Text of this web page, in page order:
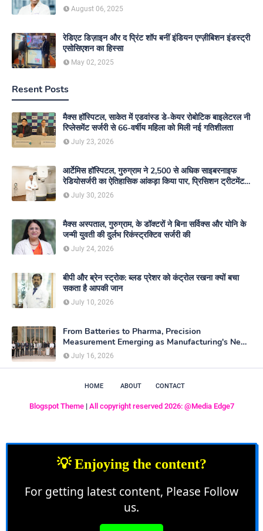
August 06, 2025
रेडिएट डिज़ाइन और द प्रिंट शॉप बनीं इंडियन एग्ज़ीबिशन इंडस्ट्री
एसोसिएशन का हिस्सा
May 02, 2025
Resent Posts
मैक्स हॉस्पिटल, साकेत में एडवांस्ड डे-केयर रोबोटिक बाइलेटरल नी
रिप्लेसमेंट सर्जरी से 66-वर्षीय महिला को मिली नई गतिशीलता
July 23, 2026
आर्टेमिस हॉस्पिटल, गुरुग्राम ने 2,500 से अधिक साइबरनाइफ
रेडियोसर्जरी का ऐतिहासिक आंकड़ा किया पार, प्रिसिशन ट्रीटमेंट में
मजबूत की अपनी अग्रणी पहचान
July 30, 2026
मैक्स अस्पताल, गुरुग्राम, के डॉक्टरों ने बिना सर्विक्स और योनि के
जन्मी युवती की दुर्लभ रिकंस्ट्रक्टिव सर्जरी की
July 24, 2026
बीपी और ब्रेन स्ट्रोक: ब्लड प्रेशर को कंट्रोल रखना क्यों बचा
सकता है आपकी जान
July 10, 2026
From Batteries to Pharma, Precision
Measurement Emerging as Manufacturing's New
Competitive Edge
July 16, 2026
HOME ABOUT CONTACT
Blogspot Theme| All copyright reserved 2026: @Media Edge7
💡 Enjoying the content?
For getting latest content, Please Follow
us.